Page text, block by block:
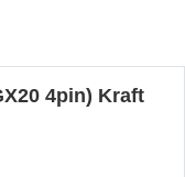
4pin) Kraft